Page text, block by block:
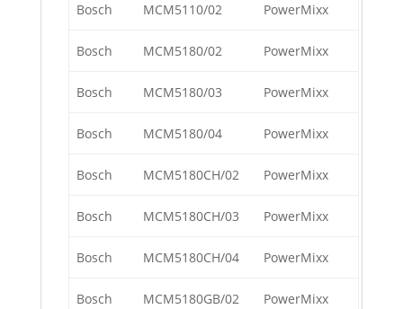
Bosch MCM5110/02 PowerMixx
Bosch MCM5180/02 PowerMixx
Bosch MCM5180/03 PowerMixx
Bosch MCM5180/04 PowerMixx
Bosch MCM5180CH/02 PowerMixx
Bosch MCM5180CH/03 PowerMixx
Bosch MCM5180CH/04 PowerMixx
Bosch MCM5180GB/02 PowerMixx